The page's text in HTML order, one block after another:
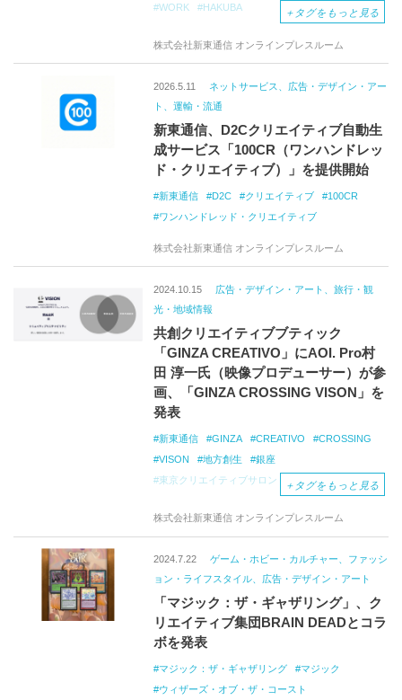
WORK
HAKUBA
＋ タグをもっと見る
株式会社新東通信 オンラインプレスルーム
2026.5.11
ネットサービス、広告・デザイン・アー
ト、運輸・流通
新東通信、D2Cクリエイティブ自動生
成サービス「100CR（ワンハンドレッ
ド・クリエイティブ）」を提供開始
新東通信 D2C クリエイティブ
100CR
ワンハンドレッド・クリエイティブ
株式会社新東通信 オンラインプレスルーム
2024.10.15
広告・デザイン・アート、旅行・観
光・地域情報
共創クリエイティブブティック
「GINZA CREATIVO」にAOI. Pro村
田 淳一氏（映像プロデューサー）が参
画、「GINZA CROSSING VISON」を
発表
新東通信 GINZA CREATIVO
CROSSING
VISON
地方創生
銀座
東京クリエイティブサロン
＋ タグをもっと見る
株式会社新東通信 オンラインプレスルーム
2024.7.22
ゲーム・ホビー・カルチャー、ファッシ
ョン・ライフスタイル、広告・デザイン・アート
「マジック：ザ・ギャザリング」、ク
リエイティブ集団BRAIN DEADとコラ
ボを発表
マジック：ザ・ギャザリング
マジック
ウィザーズ・オブ・ザ・コースト